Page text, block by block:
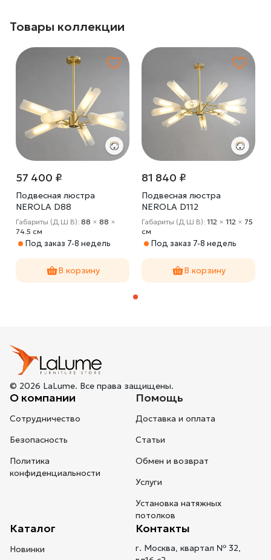
Товары коллекции
57 400 ₽
Подвесная люстра
NEROLA D88
Габариты (Д Ш В): 88 × 88 ×
74.5 cм
Под заказ 7-8 недель
В корзину
81 840 ₽
Подвесная люстра
NEROLA D112
Габариты (Д Ш В): 112 × 112 × 75
cм
Под заказ 7-8 недель
В корзину
© 2026 LaLume. Все права защищены.
О компании
Сотрудничество
Безопасность
Политика
конфиденциальности
Помощь
Доставка и оплата
Статьи
Обмен и возврат
Услуги
Установка натяжных
потолков
Каталог
Новинки
Контакты
г. Москва, квартал № 32,